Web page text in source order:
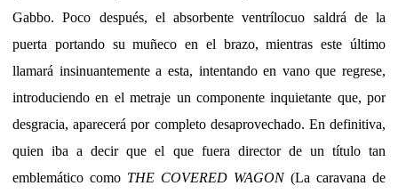
Gabbo. Poco después, el absorbente ventrílocuo saldrá de la
puerta portando su muñeco en el brazo, mientras este último
llamará insinuantemente a esta, intentando en vano que regrese,
introduciendo en el metraje un componente inquietante que, por
desgracia, aparecerá por completo desaprovechado. En definitiva,
quien iba a decir que el que fuera director de un título tan
emblemático como THE COVERED WAGON (La caravana de